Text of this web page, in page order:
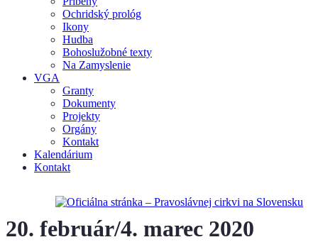
Ochridský prológ
Ikony
Hudba
Bohoslužobné texty
Na Zamyslenie
VGA
Granty
Dokumenty
Projekty
Orgány
Kontakt
Kalendárium
Kontakt
20. február/4. marec 2020